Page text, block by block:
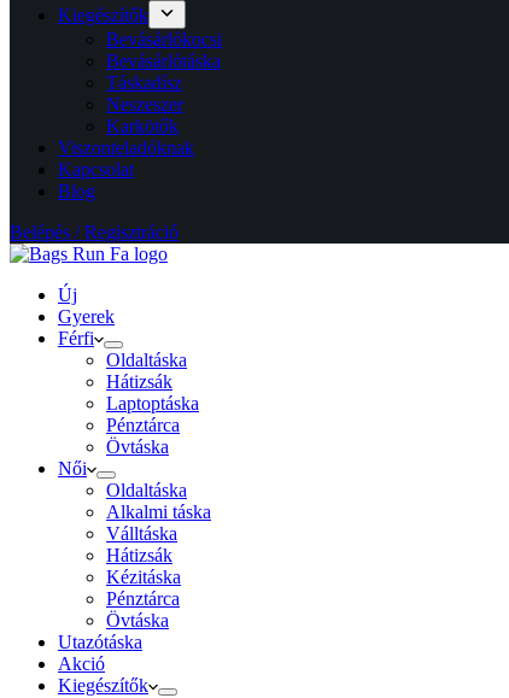
Kiegészítők
Bevásárlókocsi
Bevásárlótáska
Táskadísz
Neszeszer
Karkötők
Viszonteladóknak
Kapcsolat
Blog
Belépés / Regisztráció
Új
Gyerek
Férfi
Oldaltáska
Hátizsák
Laptoptáska
Pénztárca
Övtáska
Női
Oldaltáska
Alkalmi táska
Válltáska
Hátizsák
Kézitáska
Pénztárca
Övtáska
Utazótáska
Akció
Kiegészítők